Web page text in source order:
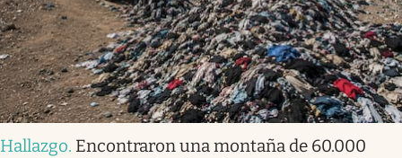
Hallazgo. Encontraron una montaña de 60.000